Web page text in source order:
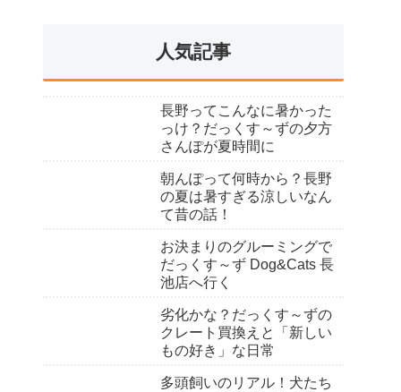
人気記事
長野ってこんなに暑かった
っけ？だっくす～ずの夕方
さんぽが夏時間に
朝んぽって何時から？長野
の夏は暑すぎる涼しいなん
て昔の話！
お決まりのグルーミングで
だっくす～ず Dog&Cats 長
池店へ行く
劣化かな？だっくす～ずの
クレート買換えと「新しい
もの好き」な日常
多頭飼いのリアル！犬たち